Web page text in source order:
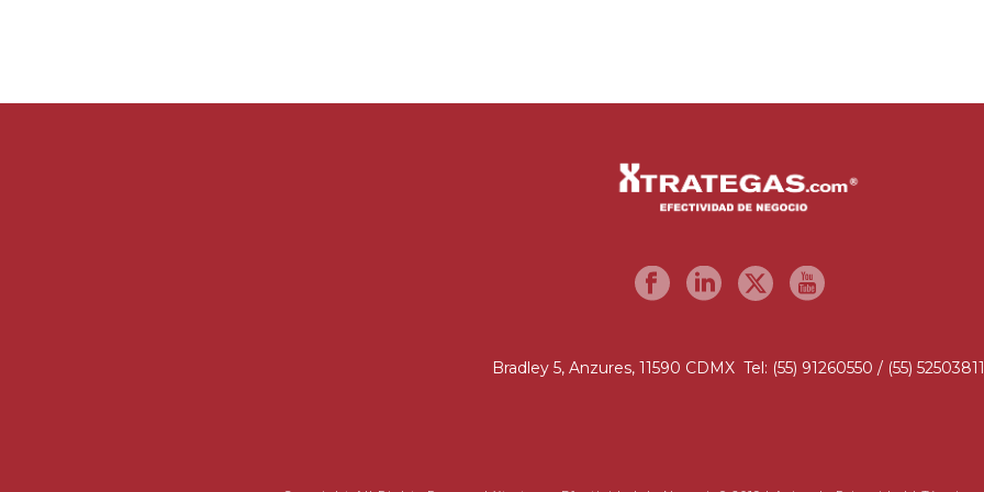
Bradley 5, Anzures, 11590 CDMX Tel: (55) 91260550 / (55) 52503811